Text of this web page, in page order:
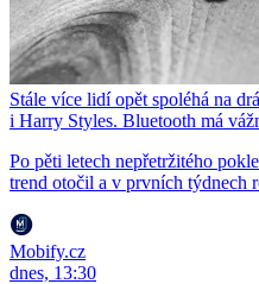
Stále více lidí opět spoléhá na
i Harry Styles. Bluetooth má
Po pěti letech nepřetržitého
trend otočil a v prvních týdnech
Mobify.cz
dnes, 13:30